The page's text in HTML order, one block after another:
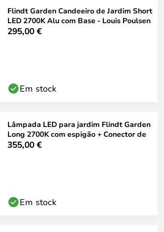
Flindt Garden Candeeiro de Jardim Short
LED 2700K Alu com Base - Louis Poulsen
295,00 €
Em stock
Lâmpada LED para jardim Flindt Garden
Long 2700K com espigão + Conector de
355,00 €
Em stock